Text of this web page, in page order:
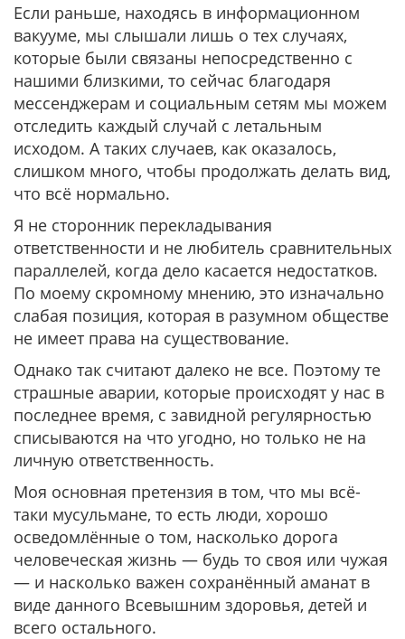
Если раньше, находясь в информационном
вакууме, мы слышали лишь о тех случаях,
которые были связаны непосредственно с
нашими близкими, то сейчас благодаря
мессенджерам и социальным сетям мы можем
отследить каждый случай с летальным
исходом. А таких случаев, как оказалось,
слишком много, чтобы продолжать делать вид,
что всё нормально.
Я не сторонник перекладывания
ответственности и не любитель сравнительных
параллелей, когда дело касается недостатков.
По моему скромному мнению, это изначально
слабая позиция, которая в разумном обществе
не имеет права на существование.
Однако так считают далеко не все. Поэтому те
страшные аварии, которые происходят у нас в
последнее время, с завидной регулярностью
списываются на что угодно, но только не на
личную ответственность.
Моя основная претензия в том, что мы всё-
таки мусульмане, то есть люди, хорошо
осведомлённые о том, насколько дорога
человеческая жизнь — будь то своя или чужая
— и насколько важен сохранённый аманат в
виде данного Всевышним здоровья, детей и
всего остального.